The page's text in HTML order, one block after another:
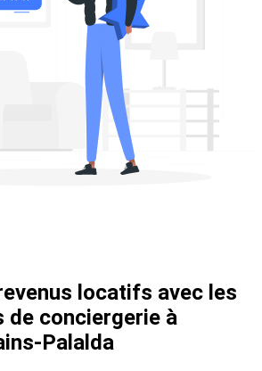
locatifs avec les
de conciergerie à
Palalda